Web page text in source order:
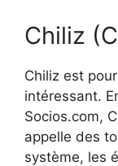
Chiliz
Chiliz est
intéressant.
Socios.com,
appelle des
système, les